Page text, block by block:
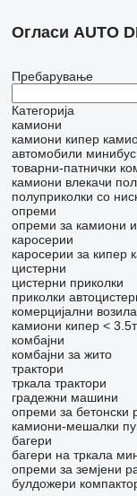
Огласи AUTO
Пребарување
Категорија
камиони
камиони кипер
автомобили
товарни-патнички
камиони влекачи
полуприколки со
опреми
опреми за камиони
каросерии
каросерии за кипер
цистерни
цистерни приколки
приколки
комерцијални возила
камиони кипер < 3.5т
комбајни
комбајни за жито
трактори
тркала трактори
градежни машини
опреми за бетонски
камиони-мешалки
багери
багери на тркала
опреми за земјени
булдожери